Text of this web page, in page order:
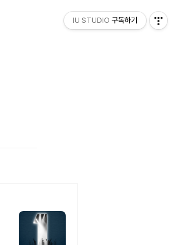
IU STUDIO 구독하기